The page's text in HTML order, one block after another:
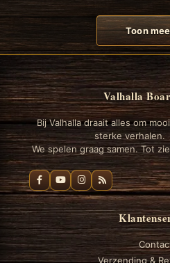
Toon
Valhalla
Bij Valhalla draait alles om
sterke verhalen.
We spelen graag samen. Tot
Verzending &